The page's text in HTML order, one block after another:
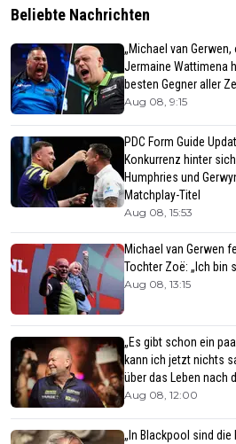
Beliebte Nachrichten
„Michael van
Jermaine Wattimena
besten Gegner aller
Aug 08, 9:15
PDC Form Guide
Konkurrenz hinter
Humphries und
Matchplay-Titel
Aug 08, 15:53
Michael van Gerwen
Tochter Zoë: „Ich bin
Aug 08, 13:15
„Es gibt schon ein
kann ich jetzt nichts
über das Leben nach
Aug 08, 12:00
„In Blackpool sind die